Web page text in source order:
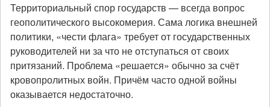
Территориальный спор государств — всегда вопрос
геополитического высокомерия. Сама логика внешней
политики, «чести флага» требует от государственных
руководителей ни за что не отступаться от своих
притязаний. Проблема «решается» обычно за счёт
кровопролитных войн. Причём часто одной войны
оказывается недостаточно.